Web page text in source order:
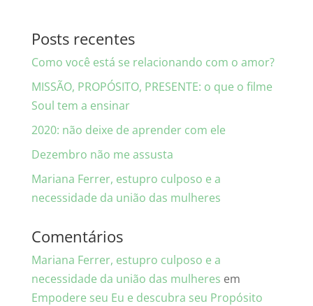
Posts recentes
Como você está se relacionando com o amor?
MISSÃO, PROPÓSITO, PRESENTE: o que o filme
Soul tem a ensinar
2020: não deixe de aprender com ele
Dezembro não me assusta
Mariana Ferrer, estupro culposo e a
necessidade da união das mulheres
Comentários
Mariana Ferrer, estupro culposo e a
necessidade da união das mulheres em
Empodere seu Eu e descubra seu Propósito